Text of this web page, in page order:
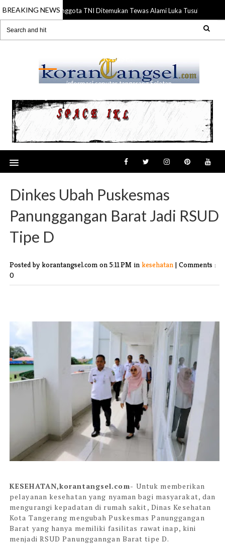
BREAKING NEWS
21 Jul 2026 Anggota TNI Ditemukan Tewas Alami Luka Tusuk di
RANSEL
informasi seputar tangerang Selatan
Dinkes Ubah Puskesmas
Panunggangan Barat Jadi RSUD
Tipe D
Posted by korantangsel.com on 5:11 PM in kesehatan | Comments :
0
KESEHATAN,korantangsel.com- Untuk memberikan
pelayanan kesehatan yang nyaman bagi masyarakat, dan
mengurangi kepadatan di rumah sakit, Dinas Kesehatan
Kota Tangerang mengubah Puskesmas Panunggangan
Barat yang hanya memiliki fasilitas rawat inap, kini
menjadi RSUD Panungganngan Barat tipe D.